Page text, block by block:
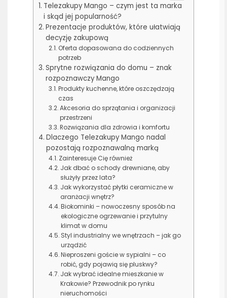
Telezakupy Mango – czym jest ta marka
i skąd jej popularność?
Prezentacje produktów, które ułatwiają
decyzję zakupową
Oferta dopasowana do codziennych
potrzeb
Sprytne rozwiązania do domu – znak
rozpoznawczy Mango
Produkty kuchenne, które oszczędzają
czas
Akcesoria do sprzątania i organizacji
przestrzeni
Rozwiązania dla zdrowia i komfortu
Dlaczego Telezakupy Mango nadal
pozostają rozpoznawalną marką
Zainteresuje Cię również
Jak dbać o schody drewniane, aby
służyły przez lata?
Jak wykorzystać płytki ceramiczne w
aranżacji wnętrz?
Biokominki – nowoczesny sposób na
ekologiczne ogrzewanie i przytulny
klimat w domu
Styl industrialny we wnętrzach – jak go
urządzić
Nieproszeni goście w sypialni – co
robić, gdy pojawią się pluskwy?
Jak wybrać idealne mieszkanie w
Krakowie? Przewodnik po rynku
nieruchomości